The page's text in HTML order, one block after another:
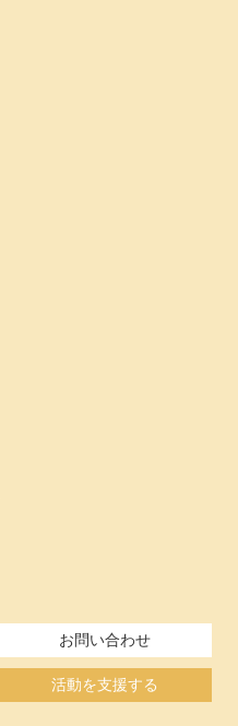
お問い合わせ
活動を支援する